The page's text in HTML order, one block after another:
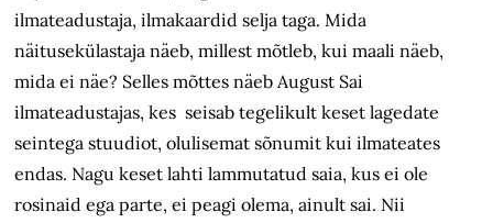
ilmateadustaja, ilmakaardid selja taga. Mida
näitusekülastaja näeb, millest mõtleb, kui maali näeb,
mida ei näe? Selles mõttes näeb August Sai
ilmateadustajas, kes seisab tegelikult keset lagedate
seintega stuudiot, olulisemat sõnumit kui ilmateates
endas. Nagu keset lahti lammutatud saia, kus ei ole
rosinaid ega parte, ei peagi olema, ainult sai. Nii